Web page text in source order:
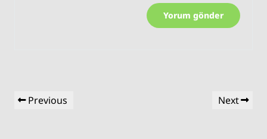
Yazı
gezinmesi
Previous
Previous
Next
Next